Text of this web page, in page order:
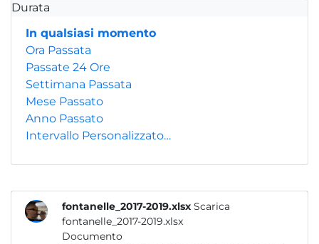
Durata
In qualsiasi momento
Ora Passata
Passate 24 Ore
Settimana Passata
Mese Passato
Anno Passato
Intervallo Personalizzato…
fontanelle_2017-2019.xlsx Scarica
fontanelle_2017-2019.xlsx
Documento